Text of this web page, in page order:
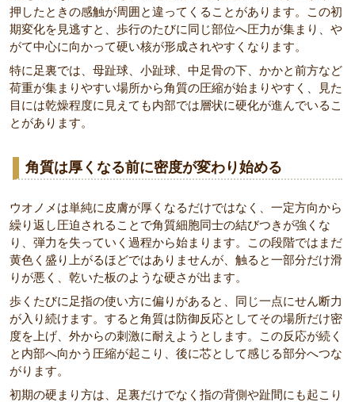
押したときの感触が周囲と違ってくることがあります。この初
期変化を見逃すと、歩行のたびに同じ部位へ圧力が集まり、や
がて中心に向かって硬い核が形成されやすくなります。
特に足裏では、母趾球、小趾球、中足骨の下、かかと前方など
荷重が集まりやすい場所から角質の圧縮が始まりやすく、見た
目には乾燥程度に見えても内部では層状に硬化が進んでいるこ
とがあります。
角質は厚くなる前に密度が変わり始める
ウオノメは単純に皮膚が厚くなるだけではなく、一定方向から
繰り返し圧迫されることで角質細胞同士の結びつきが強くな
り、弾力を失っていく過程から始まります。この段階ではまだ
黄色く盛り上がるほどではありませんが、触ると一部分だけ滑
りが悪く、乾いた板のような硬さが出ます。
歩くたびに足指の使い方に偏りがあると、同じ一点にせん断力
が入り続けます。すると角質は防御反応としてその場所だけ密
度を上げ、外からの刺激に耐えようとします。この反応が続く
と内部へ向かう圧縮が起こり、後に芯として感じる部分へつな
がります。
初期の硬まり方は、足裏だけでなく指の背側や趾間にも起こり